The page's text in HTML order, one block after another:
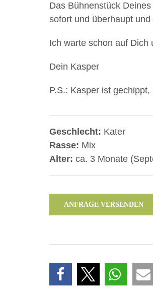
Das Bühnenstück
sofort und überhaupt
Ich warte schon auf Dich
Dein Kasper
P.S.: Kasper ist
Geschlecht: Kater
Rasse: Mix
Alter: ca. 3 Monate
ANFRAGE VERSENDEN